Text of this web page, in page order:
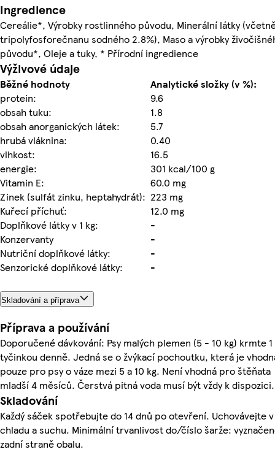
Ingredience
Cereálie*, Výrobky rostlinného původu, Minerální látky
tripolyfosforečnanu sodného 2.8%), Maso a výrobky
původu*, Oleje a tuky, * Přírodní ingredience
Výživové údaje
Běžné hodnoty
Analytické složky (v %):
protein:
9.6
obsah tuku:
1.8
obsah anorganických látek:
5.7
hrubá vláknina:
0.40
vlhkost:
16.5
energie:
301 kcal/100 g
Vitamin E:
60.0 mg
Zinek (sulfát zinku, heptahydrát): 223 mg
Kuřecí příchuť:
12.0 mg
Doplňkové látky v 1 kg:
-
Konzervanty
-
Nutriční doplňkové látky:
-
Senzorické doplňkové látky:
-
Skladování a příprava
Příprava a používání
Doporučené dávkování: Psy malých plemen (5 - 10 kg) krmte 1
tyčinkou denně. Jedná se o žvýkací pochoutku, která je
pouze pro psy o váze mezi 5 a 10 kg. Není vhodná pro štěňata
mladší 4 měsíců. Čerstvá pitná voda musí být vždy k dispozici.
Skladování
Každý sáček spotřebujte do 14 dnů po otevření. Uchovávejte v
chladu a suchu. Minimální trvanlivost do/číslo šarže:
zadní straně obalu.